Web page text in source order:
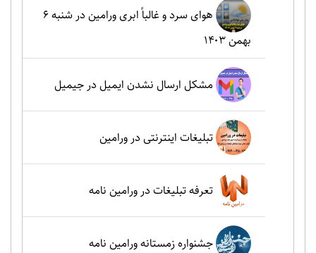
هوای سرد و غالباً ابری ورامین در شنبه ۶
بهمن ۱۴۰۳
مشکل ارسال نشدن ایمیل در جیمیل
تبلیغات اینترنتی در ورامین
تعرفه تبلیغات در ورامین نامه
جشنواره زمستانه ورامین نامه